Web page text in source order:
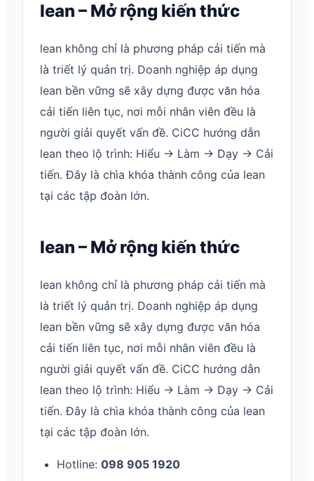
lean – Mở rộng kiến thức
lean không chỉ là phương pháp cải tiến mà
là triết lý quản trị. Doanh nghiệp áp dụng
lean bền vững sẽ xây dựng được văn hóa
cải tiến liên tục, nơi mỗi nhân viên đều là
người giải quyết vấn đề. CiCC hướng dẫn
lean theo lộ trình: Hiểu → Làm → Dạy → Cải
tiến. Đây là chìa khóa thành công của lean
tại các tập đoàn lớn.
lean – Mở rộng kiến thức
lean không chỉ là phương pháp cải tiến mà
là triết lý quản trị. Doanh nghiệp áp dụng
lean bền vững sẽ xây dựng được văn hóa
cải tiến liên tục, nơi mỗi nhân viên đều là
người giải quyết vấn đề. CiCC hướng dẫn
lean theo lộ trình: Hiểu → Làm → Dạy → Cải
tiến. Đây là chìa khóa thành công của lean
tại các tập đoàn lớn.
Hotline: 098 905 1920